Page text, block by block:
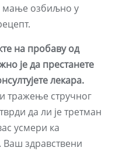
мање озбиљно у
на пробаву од
је да престанете
лекара.
тражење стручног
да ли је третман
усмери ка
Ваш здравствени